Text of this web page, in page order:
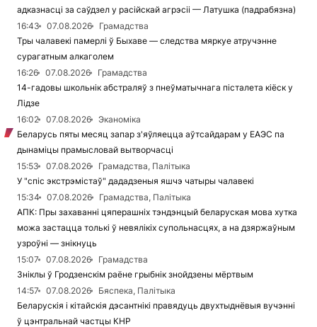
адказнасці за саўдзел у расійскай агрэсіі — Латушка (падрабязна)
16:43
07.08.2026
Грамадства
Тры чалавекі памерлі ў Быхаве — следства мяркуе атручэнне
сурагатным алкаголем
16:26
07.08.2026
Грамадства
14-гадовы школьнік абстраляў з пнеўматычнага пісталета кіёск у
Лідзе
16:02
07.08.2026
Эканоміка
Беларусь пяты месяц запар з'яўляецца аўтсайдарам у ЕАЭС па
дынаміцы прамысловай вытворчасці
15:53
07.08.2026
Грамадства, Палітыка
У "спіс экстрэмістаў" дададзеныя яшчэ чатыры чалавекі
15:34
07.08.2026
Грамадства, Палітыка
АПК: Пры захаванні цяперашніх тэндэнцый беларуская мова хутка
можа застацца толькі ў невялікіх супольнасцях, а на дзяржаўным
узроўні — знікнуць
15:07
07.08.2026
Грамадства
Зніклы ў Гродзенскім раёне грыбнік знойдзены мёртвым
14:57
07.08.2026
Бяспека, Палітыка
Беларускія і кітайскія дэсантнікі правядуць двухтыднёвыя вучэнні
ў цэнтральнай частцы КНР